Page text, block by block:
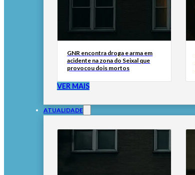
GNR encontra droga e arma em
acidente na zona do Seixal que
provocou dois mortos
VER MAIS
ATUALIDADE